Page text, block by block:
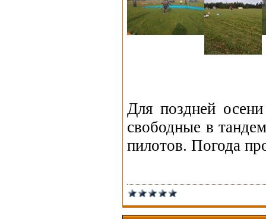
Для поздней
свободные в
пилотов. Погода